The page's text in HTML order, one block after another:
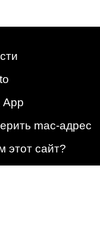
App
mac-адрес
этот сайт?